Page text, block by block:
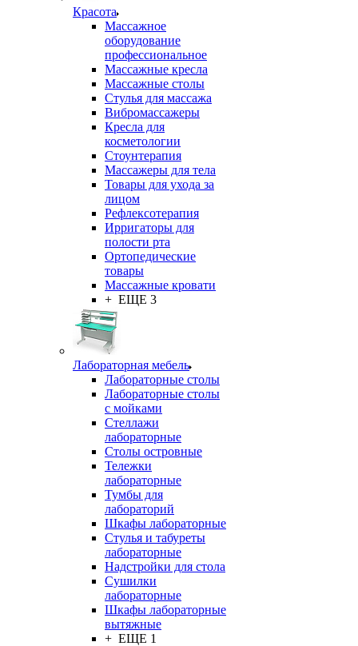
Красота
Массажное
оборудование
профессиональное
Массажные кресла
Массажные столы
Стулья для массажа
Вибромассажеры
Кресла для
косметологии
Стоунтерапия
Массажеры для тела
Товары для ухода за
лицом
Рефлексотерапия
Ирригаторы для
полости рта
Ортопедические
товары
Массажные кровати
+ ЕЩЕ 3
Лабораторная мебель
Лабораторные столы
Лабораторные столы
с мойками
Стеллажи
лабораторные
Столы островные
Тележки
лабораторные
Тумбы для
лабораторий
Шкафы лабораторные
Стулья и табуреты
лабораторные
Надстройки для стола
Сушилки
лабораторные
Шкафы лабораторные
вытяжные
+ ЕЩЕ 1